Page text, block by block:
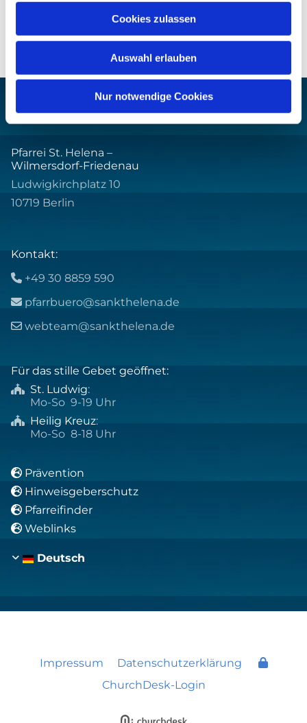
Cookies zulassen
Auswahl erlauben
Nur notwendige Cookies
Pfarrei St. Helena –
Wilmersdorf-Friedenau
Ludwigkirchplatz 10
10719 Berlin
Kontakt:
 +49 30 8859 590
 pfarrbuero@sankthelena.de
 webteam@sankthelena.de
Für das stille Gebet geöffnet:
 St. Ludwig:
Mo-So 9-19 Uhr
 Heilig Kreuz:
Mo-So 8-18 Uhr
 Prävention
 Hinweisgeberschutz
 Pfarreifinder
 Weblinks
Deutsch
Impressum
Datenschutzerklärung
ChurchDesk-Login